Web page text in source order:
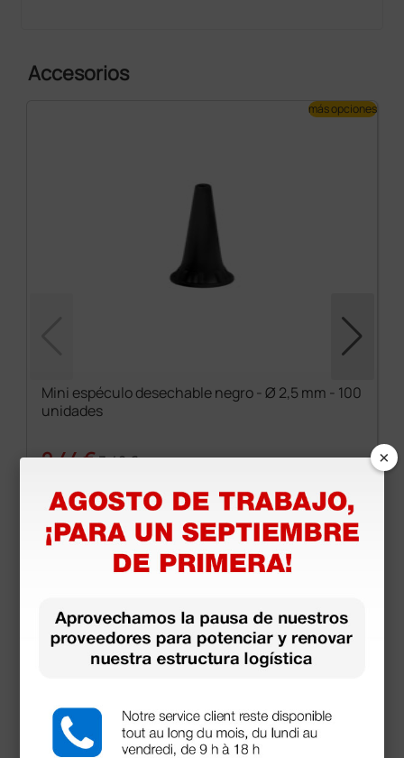
Accesorios
Mini espéculo desechable negro - Ø 2,5 mm - 100
unidades
2,44 €3,48 €
100 uds.
más opciones
Productos similares
×